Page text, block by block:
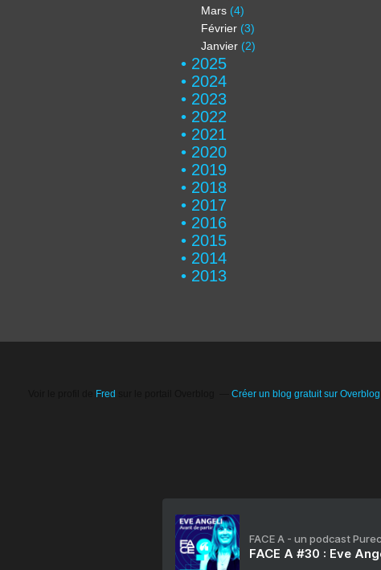
Mars (4)
Février (3)
Janvier (2)
2025
2024
2023
2022
2021
2020
2019
2018
2017
2016
2015
2014
2013
Fred Créer un blog gratuit sur Overblog
FACE A - un podcast
FACE A #30 : Eve